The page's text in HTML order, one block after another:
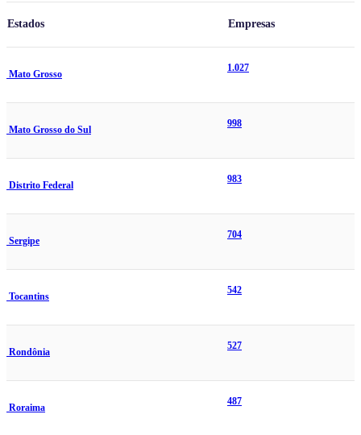
Estados Empresas
Mato Grosso
1.027
Mato Grosso do Sul
998
Distrito Federal
983
Sergipe
704
Tocantins
542
Rondônia
527
Roraima
487